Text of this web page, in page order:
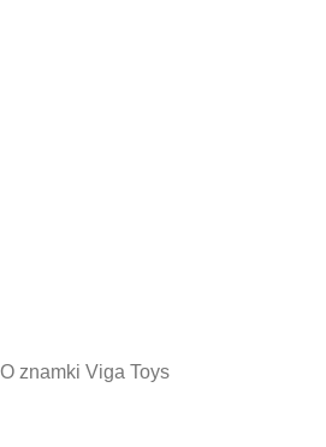
O znamki Viga Toys